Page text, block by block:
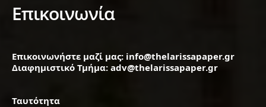
Επικοινωνία
Επικοινωνήστε μαζί μας: info@thelarissapaper.gr
Διαφημιστικό Τμήμα: adv@thelarissapaper.gr
Ταυτότητα